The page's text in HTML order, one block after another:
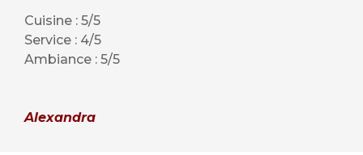
Cuisine : 5/5
Service : 4/5
Ambiance : 5/5
Alexandra